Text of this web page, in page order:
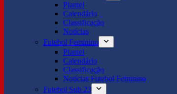
Plantel
Calendário
Classificação
Notícias
Futebol Feminino
Plantel
Calendário
Classificação
Notícias Futebol Feminino
Futebol Sub 23